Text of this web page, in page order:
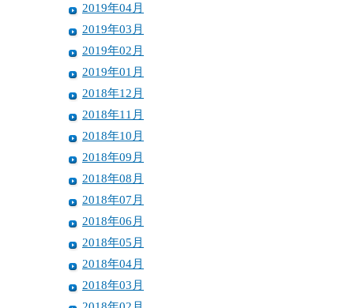
2019年04月
2019年03月
2019年02月
2019年01月
2018年12月
2018年11月
2018年10月
2018年09月
2018年08月
2018年07月
2018年06月
2018年05月
2018年04月
2018年03月